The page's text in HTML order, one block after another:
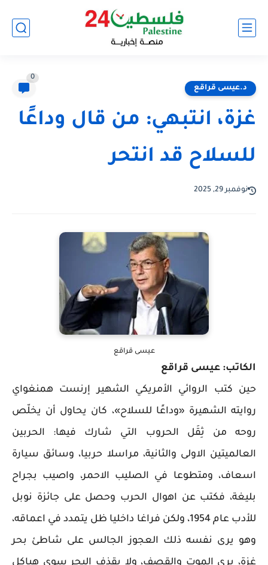
د.عيسى قراقع
0
غزة، انتبهي: من قال وداعًا
للسلاح قد انتحر
نوفمبر 29, 2025
عيسى قراقع
الكاتب: عيسى قراقع
حين كتب الروائي الأمريكي الشهير إرنست همنغواي
روايته الشهيرة «وداعًا للسلاح»، كان يحاول أن يخلّص
روحه من ثِقَل الحروب التي شارك فيها: الحربين
العالميتين الاولى والثانية، مراسلا حربيا، وسائق سيارة
اسعاف، ومتطوعا في الصليب الاحمر، واصيب بجراح
بليغة، فكتب عن اهوال الحرب وحصل على جائزة نوبل
للأدب عام 1954، ولكن فراغا داخليا ظل يتمدد في اعماقه،
وهو يرى نفسه ذلك العجوز الجالس على شاطئ بحر
غزة، يرى الموت والقصف، ولا يقذف البحر سوى هياكل